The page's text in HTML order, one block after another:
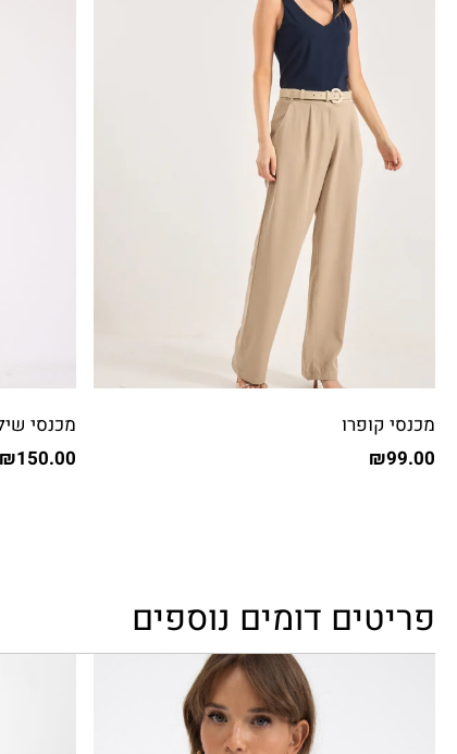
מכנסי קופרו
₪99.00
מכנסי
₪150.00
פריטים דומים נוספים